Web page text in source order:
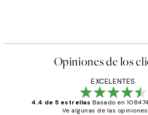
Opiniones de los
EXCELENTES
4.4 de 5 estrellas Basado en
Ve algunas de las